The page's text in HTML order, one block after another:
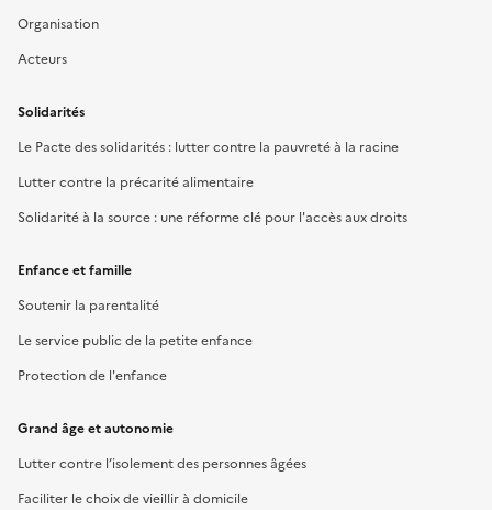
Organisation
Acteurs
Solidarités
Le Pacte des solidarités : lutter contre la pauvreté à la racine
Lutter contre la précarité alimentaire
Solidarité à la source : une réforme clé pour l'accès aux droits
Enfance et famille
Soutenir la parentalité
Le service public de la petite enfance
Protection de l'enfance
Grand âge et autonomie
Lutter contre l’isolement des personnes âgées
Faciliter le choix de vieillir à domicile